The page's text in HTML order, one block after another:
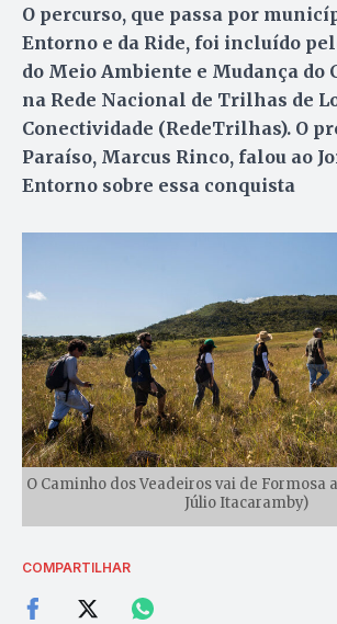
O percurso, que passa por
Entorno e da Ride, foi incluído
do Meio Ambiente e Mudança do
na Rede Nacional de Trilhas de
Conectividade (RedeTrilhas). O
Paraíso, Marcus Rinco, falou ao
Entorno sobre essa conquista
O Caminho dos Veadeiros vai de Formosa
Júlio Itacaramby)
COMPARTILHAR